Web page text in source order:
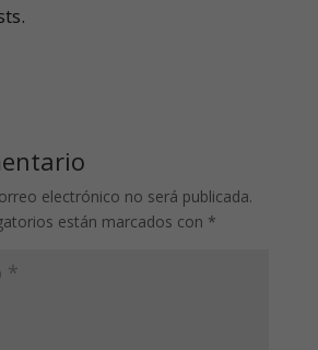
electrónico no será publicada.
están marcados con *